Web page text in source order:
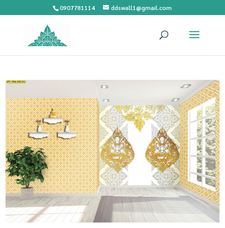
0907781114 ddswall1@gmail.com